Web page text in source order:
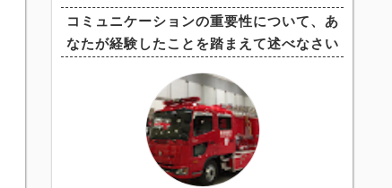
になります。 ＜ヒント編＞ ➀問題文の解
釈 今回の問題文のキーワードは 「倫理
観」と「規律の順守」 であることは間違い
なく、それを踏まえて論文を構成していく
ことになります。よって構成としては
コミュニケーションの重要性について、あ
なたが経験したことを踏まえて述べなさい